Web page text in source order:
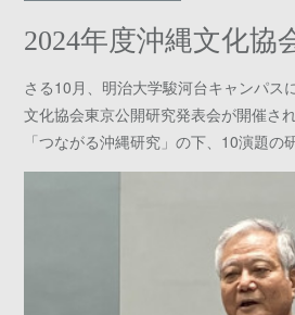
さる10月、明治大学駿河台キャンパス
文化協会東京公開研究発表会が開催さ
「つながる沖縄研究」の下、10演題